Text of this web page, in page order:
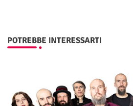
POTREBBE INTERESSARTI